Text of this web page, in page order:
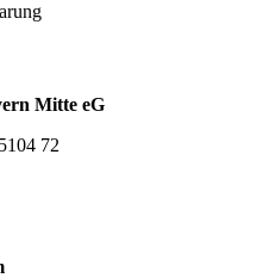
Mitte eG
72